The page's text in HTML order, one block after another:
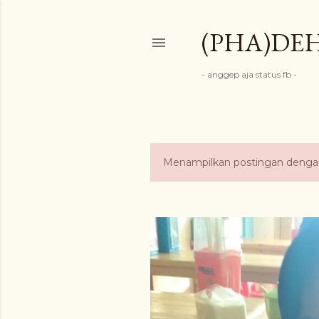
- anggep aja status fb -
P
s
t
i
Menampilkan postingan